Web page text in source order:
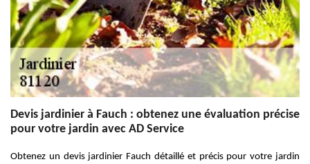
Devis jardinier à Fauch : obtenez une évaluation précise
pour votre jardin avec AD Service
Obtenez un devis jardinier Fauch détaillé et précis pour votre jardin